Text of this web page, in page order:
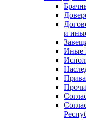
и
Иные